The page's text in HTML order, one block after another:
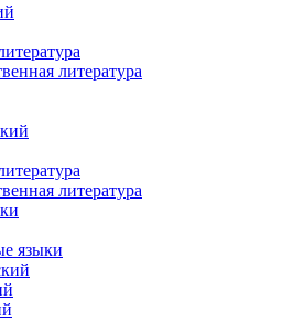
литература
литература
языки